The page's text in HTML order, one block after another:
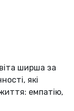
ширша за
які
емпатію,